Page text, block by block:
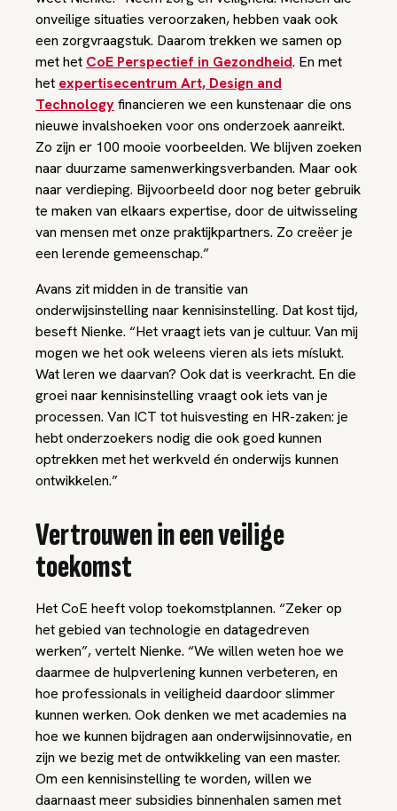
onveilige situaties veroorzaken, hebben vaak ook
een zorgvraagstuk. Daarom trekken we samen op
met het CoE Perspectief in Gezondheid. En met
het expertisecentrum Art, Design and
Technologyfinancieren we een kunstenaar die ons
nieuwe invalshoeken voor ons onderzoek aanreikt.
Zo zijn er 100 mooie voorbeelden. We blijven zoeken
naar duurzame samenwerkingsverbanden. Maar ook
naar verdieping. Bijvoorbeeld door nog beter gebruik
te maken van elkaars expertise, door de uitwisseling
van mensen met onze praktijkpartners. Zo creëer je
een lerende gemeenschap.”
Avans zit midden in de transitie van
onderwijsinstelling naar kennisinstelling. Dat kost tijd,
beseft Nienke. “Het vraagt iets van je cultuur. Van mij
mogen we het ook weleens vieren als iets míslukt.
Wat leren we daarvan? Ook dat is veerkracht. En die
groei naar kennisinstelling vraagt ook iets van je
processen. Van ICT tot huisvesting en HR-zaken: je
hebt onderzoekers nodig die ook goed kunnen
optrekken met het werkveld én onderwijs kunnen
ontwikkelen.”
Vertrouwen in een veilige
toekomst
Het CoE heeft volop toekomstplannen. “Zeker op
het gebied van technologie en datagedreven
werken”, vertelt Nienke. “We willen weten hoe we
daarmee de hulpverlening kunnen verbeteren, en
hoe professionals in veiligheid daardoor slimmer
kunnen werken. Ook denken we met academies na
hoe we kunnen bijdragen aan onderwijsinnovatie, en
zijn we bezig met de ontwikkeling van een master.
Om een kennisinstelling te worden, willen we
daarnaast meer subsidies binnenhalen samen met